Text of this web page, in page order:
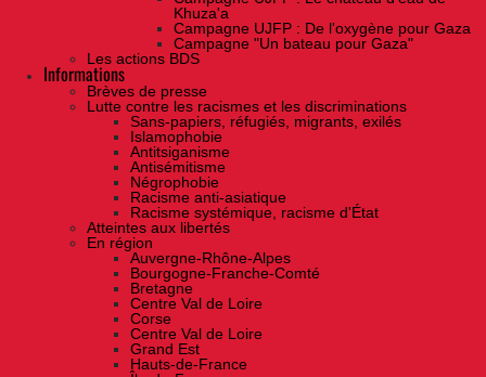
Khuza'a
Campagne UJFP : De l'oxygène pour Gaza
Campagne "Un bateau pour Gaza"
Les actions BDS
Informations
Brèves de presse
Lutte contre les racismes et les discriminations
Sans-papiers, réfugiés, migrants, exilés
Islamophobie
Antitsiganisme
Antisémitisme
Négrophobie
Racisme anti-asiatique
Racisme systémique, racisme d'État
Atteintes aux libertés
En région
Auvergne-Rhône-Alpes
Bourgogne-Franche-Comté
Bretagne
Centre Val de Loire
Corse
Centre Val de Loire
Grand Est
Hauts-de-France